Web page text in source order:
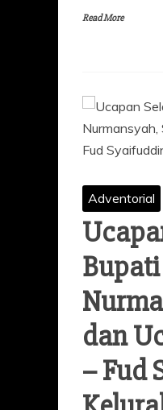
Read More
Adventorial
dan
– Fud